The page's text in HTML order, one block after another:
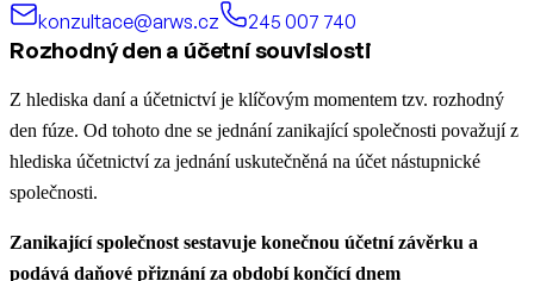
konzultace@arws.cz
245 007 740
Rozhodný den a účetní souvislosti
Z hlediska daní a účetnictví je klíčovým momentem tzv. rozhodný
den fúze. Od tohoto dne se jednání zanikající společnosti považují z
hlediska účetnictví za jednání uskutečněná na účet nástupnické
společnosti.
Zanikající společnost sestavuje konečnou účetní závěrku a
podává daňové přiznání za období končící dnem